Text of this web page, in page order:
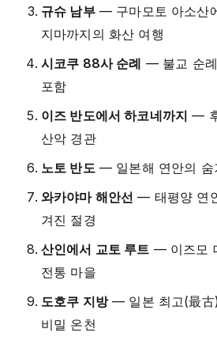
규슈 남부— 구마모토 아소산
지마까지의 화산 여행
시코쿠 88사 순례 — 불교 순
포함
이즈 반도에서 하코네까지 —
산악 경관
노토 반도 — 일본해 연안의 숨
와카야마 해안선 — 태평양 연
겨진 절경
산인에서 교토 루트 — 이즈모
전통 마을
도호쿠 지방— 일본 최고(最古
비밀 온천